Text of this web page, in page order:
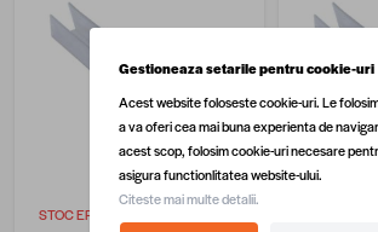
STOC EPUIZAT
Gestioneaza setarile pentru cookie-uri
Acest website foloseste cookie-uri. Le
a va oferi cea mai buna experienta de
acest scop, folosim cookie-uri necesare
asigura functionlitatea website-ului.
Citeste mai multe detalii.